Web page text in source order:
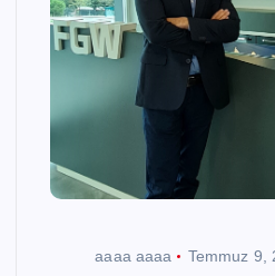
aaaa aaaa Temmuz 9,